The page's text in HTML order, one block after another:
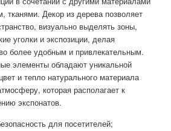
Декор из дерева позволяет
визуально выделять зоны,
уголки и экспозиции, делая
более удобным и привлекательным.
элементы обладают уникальной
и тепло натурального материала
которая располагает к
экспонатов.
для посетителей;